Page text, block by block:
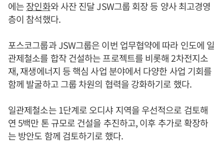
에는장인화와 사잔 진달 JSW그룹 회장 등 양사 최고경영
층이 참석했다.
포스코그룹과 JSW그룹은 이번 업무협약에 따라 인도에 일
관제철소를 합작 건설하는 프로젝트를 비롯해 2차전지소
재, 재생에너지 등 핵심 사업 분야에서 다양한 사업 기회를
함께 발굴하고 그룹 차원의 협력을 강화하기로 했다.
일관제철소는 1단계로 오디샤 지역을 우선적으로 검토해
연 5백만 톤 규모로 건설을 추진하고, 이후 추가로 확장하
는 방안도 함께 검토하기로 했다.